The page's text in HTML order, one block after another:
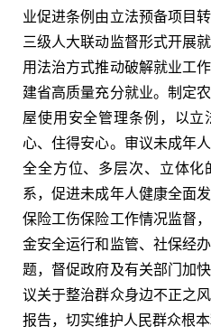
业促进条例由立法预备项目
三级人大联动监督形式开展
用法治方式推动破解就业工
建省高质量充分就业。制定
屋使用安全管理条例，以立
心、住得安心。审议未成年
全全方位、多层次、立体化
系，促进未成年人健康全面
保险工伤保险工作情况监督
金安全运行和监管、社保经
题，督促政府及有关部门加
议关于整治群众身边不正之
报告，切实维护人民群众根本